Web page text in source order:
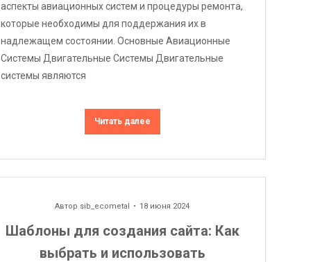
аспекты авиационных систем и процедуры ремонта,
которые необходимы для поддержания их в
надлежащем состоянии. Основные Авиационные
Системы Двигательные Системы Двигательные
системы являются
Читать далее
Автор sib_ecometal 18 июня 2024
Шаблоны для создания сайта: Как
выбрать и использовать